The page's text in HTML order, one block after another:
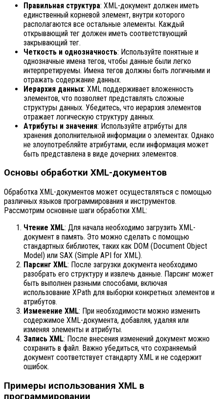
Правильная структура: XML-документ должен иметь
единственный корневой элемент, внутри которого
располагаются все остальные элементы. Каждый
открывающий тег должен иметь соответствующий
закрывающий тег.
Четкость и однозначность: Используйте понятные и
однозначные имена тегов, чтобы данные были легко
интерпретируемы. Имена тегов должны быть логичными и
отражать содержание данных.
Иерархия данных: XML поддерживает вложенность
элементов, что позволяет представлять сложные
структуры данных. Убедитесь, что иерархия элементов
отражает логическую структуру данных.
Атрибуты и значения: Используйте атрибуты для
хранения дополнительной информации о элементах. Однако
не злоупотребляйте атрибутами, если информация может
быть представлена в виде дочерних элементов.
Основы обработки XML-документов
Обработка XML-документов может осуществляться с помощью
различных языков программирования и инструментов.
Рассмотрим основные шаги обработки XML:
Чтение XML: Для начала необходимо загрузить XML-
документ в память. Это можно сделать с помощью
стандартных библиотек, таких как DOM (Document Object
Model) или SAX (Simple API for XML).
Парсинг XML: После загрузки документа необходимо
разобрать его структуру и извлечь данные. Парсинг может
быть выполнен разными способами, включая
использование XPath для выборки конкретных элементов и
атрибутов.
Изменение XML: При необходимости можно изменить
содержимое XML-документа, добавляя, удаляя или
изменяя элементы и атрибуты.
Запись XML: После внесения изменений документ можно
сохранить в файл. Важно убедиться, что сохраняемый
документ соответствует стандарту XML и не содержит
ошибок.
Примеры использования XML в
программировании